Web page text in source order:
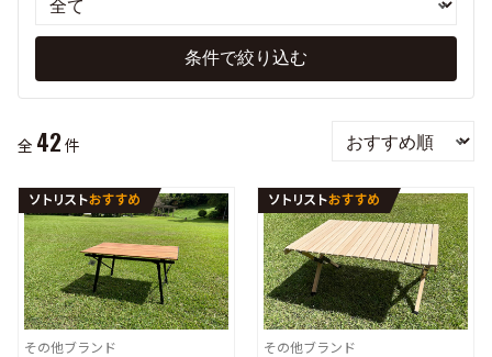
全 42件
その他ブランド その他ブランド